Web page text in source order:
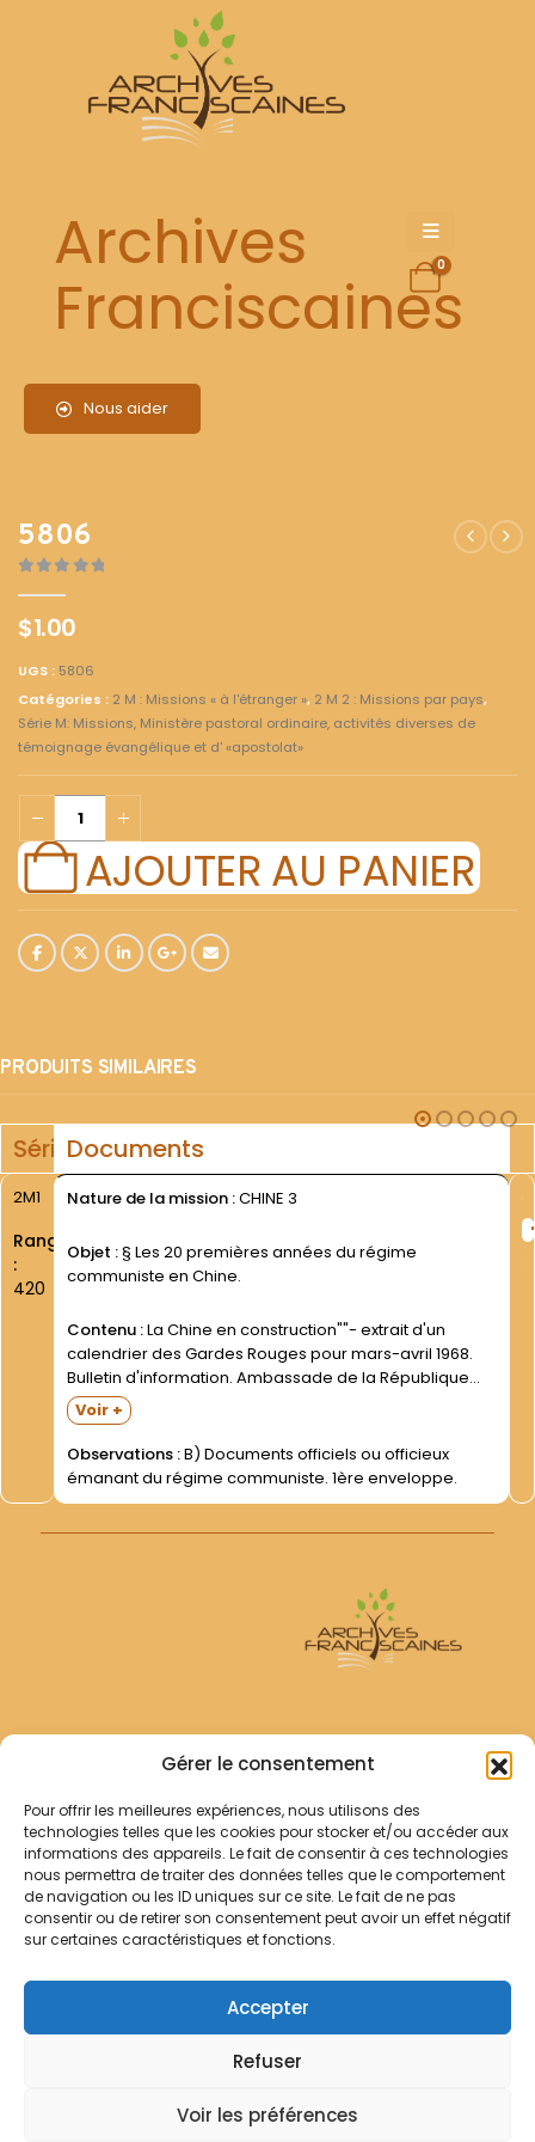
Gérer le consentement
Pour offrir les meilleures expériences, nous utilisons des
technologies telles que les cookies pour stocker et/ou accéder aux
informations des appareils. Le fait de consentir à ces technologies
nous permettra de traiter des données telles que le comportement
de navigation ou les ID uniques sur ce site. Le fait de ne pas
consentir ou de retirer son consentement peut avoir un effet négatif
sur certaines caractéristiques et fonctions.
Accepter
Refuser
Voir les préférences
Archives
Franciscaines
Nous aider
0
5806
$1.00
UGS : 5806
Catégories : 2 M : Missions « à l'étranger », 2 M 2 : Missions par pays,
Série M: Missions, Ministère pastoral ordinaire, activités diverses de
témoignage évangélique et d' «apostolat»
AJOUTER AU PANIER
PRODUITS SIMILAIRES
SérieDocuments
2M1
Rang
:
420
Nature de la mission :CHINE 3
Objet :§ Les 20 premières années du régime
communiste en Chine.
Contenu :La Chine en construction""- extrait d'un
calendrier des Gardes Rouges pour mars-avril 1968.
Bulletin d'information. Ambassade de la République
Populaire de Chine en République Française. Section
culturelle et presse (Paris)- n°94- 3 oct. 1969.
Aujourd'hui la Chine. Bimestriel d'informations sur...
Voir +
Observations :B) Documents officiels ou officieux
émanant du régime communiste. 1ère enveloppe.
Archives Franciscaines
RECHERCHER
Comment chercher ?
Les archives
Notre démarche
Contact